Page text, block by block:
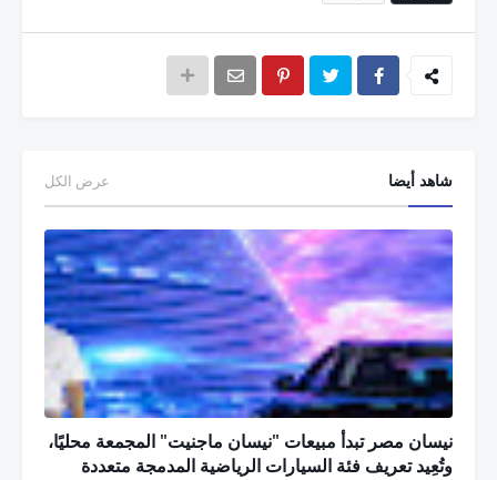
شاهد أيضا عرض الكل
نيسان مصر تبدأ مبيعات "نيسان ماجنيت" المجمعة محليًا،
وتُعِيد تعريف فئة السيارات الرياضية المدمجة متعددة